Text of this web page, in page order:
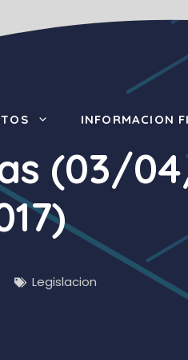
INFORMACION
(03/
Legislacion